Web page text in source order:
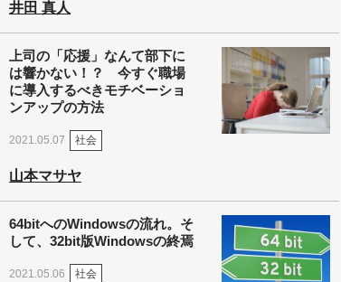
井田 真人
上司の「応援」なんて部下に
は響かない！？ 今すぐ職場
に導入するべきモチベーショ
ンアップの方法
2021.05.07 社会
山本マサヤ
64bitへのWindowsの流れ。そ
して、32bit版Windowsの終焉
2021.05.06 社会